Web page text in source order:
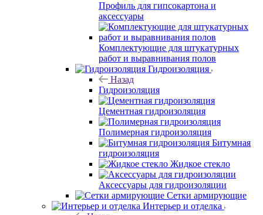
Профиль для гипсокартона и
аксессуары
Комплектующие для штукатурных
работ и выравнивания полов
Гидроизоляция
Назад
Гидроизоляция
Цементная гидроизоляция
Полимерная гидроизоляция
Битумная
гидроизоляция
Жидкое стекло
Аксессуары для гидроизоляции
Сетки армирующие
Интерьер и отделка